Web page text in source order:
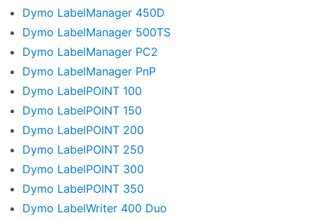
Dymo LabelManager 450D
Dymo LabelManager 500TS
Dymo LabelManager PC2
Dymo LabelManager PnP
Dymo LabelPOINT 100
Dymo LabelPOINT 150
Dymo LabelPOINT 200
Dymo LabelPOINT 250
Dymo LabelPOINT 300
Dymo LabelPOINT 350
Dymo LabelWriter 400 Duo